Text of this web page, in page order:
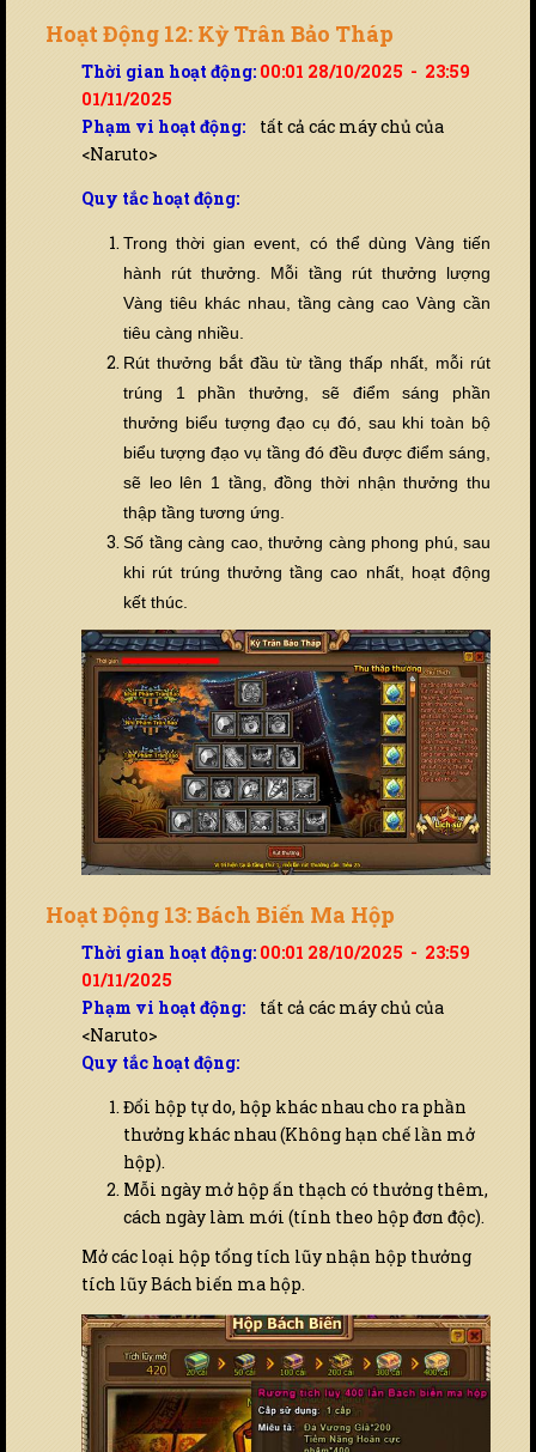
Hoạt Động 12: Kỳ Trân Bảo Tháp
Thời gian hoạt động: 00:01 28/10/2025 - 23:59
01/11/2025
Phạm vi hoạt động: tất cả các máy chủ của
<Naruto>
Quy tắc hoạt động:
Trong thời gian event, có thể dùng Vàng tiến
hành rút thưởng. Mỗi tầng rút thưởng lượng
Vàng tiêu khác nhau, tầng càng cao Vàng cần
tiêu càng nhiều.
Rút thưởng bắt đầu từ tầng thấp nhất, mỗi rút
trúng 1 phần thưởng, sẽ điểm sáng phần
thưởng biểu tượng đạo cụ đó, sau khi toàn bộ
biểu tượng đạo vụ tầng đó đều được điểm sáng,
sẽ leo lên 1 tầng, đồng thời nhận thưởng thu
thập tầng tương ứng.
Số tầng càng cao, thưởng càng phong phú, sau
khi rút trúng thưởng tầng cao nhất, hoạt động
kết thúc.
Hoạt Động 13: Bách Biến Ma Hộp
Thời gian hoạt động: 00:01 28/10/2025 - 23:59
01/11/2025
Phạm vi hoạt động: tất cả các máy chủ của
<Naruto>
Quy tắc hoạt động:
Đổi hộp tự do, hộp khác nhau cho ra phần
thưởng khác nhau (Không hạn chế lần mở
hộp).
Mỗi ngày mở hộp ấn thạch có thưởng thêm,
cách ngày làm mới (tính theo hộp đơn độc).
Mở các loại hộp tổng tích lũy nhận hộp thưởng
tích lũy Bách biến ma hộp.